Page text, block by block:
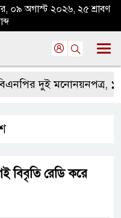
০৯ অগাস্ট ২০২৬, ২৫ শ্রাবণ
দুই মনোনয়নপত্র, ১১
বিবৃতি রেডি করে